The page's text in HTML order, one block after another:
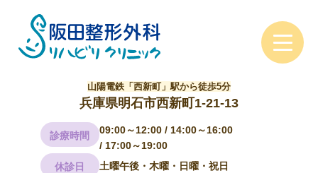
診療時間
09:00～12:00 / 14:00～16:00
/ 17:00～19:00
休診日
土曜午後・木曜・日曜・祝日
山陽電鉄「西新町」駅から徒歩5分
兵庫県明石市西新町1-21-13